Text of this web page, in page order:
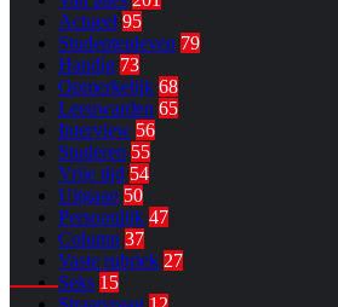
Actueel 95
Studentenleven 79
Handig 73
Opmerkelijk 68
Leeuwarden 65
Interview 56
Studeren 55
Vrije tijd 54
Uitgaan 50
Persoonlijk 47
Column 37
Vaste rubriek 27
Seks 15